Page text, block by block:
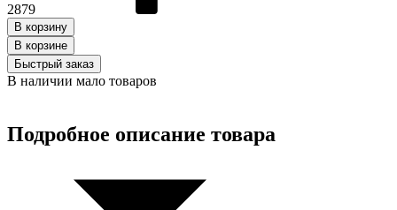
2879
В корзину
В корзинe
Быстрый заказ
В наличии мало товаров
Подробное описание товара